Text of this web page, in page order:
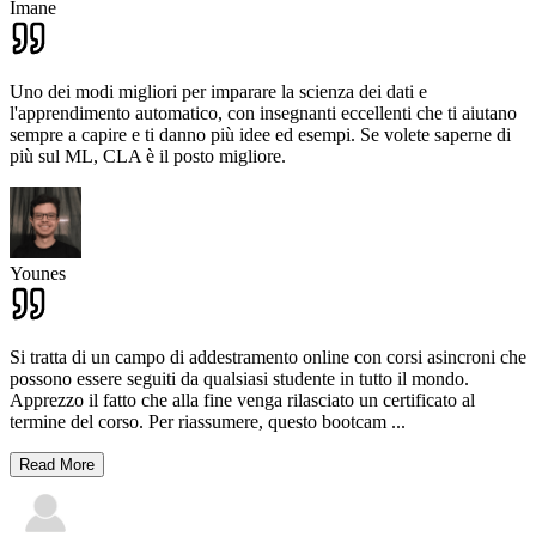
Imane
Uno dei modi migliori per imparare la scienza dei dati e
l'apprendimento automatico, con insegnanti eccellenti che ti aiutano
sempre a capire e ti danno più idee ed esempi. Se volete saperne di
più sul ML, CLA è il posto migliore.
Younes
Si tratta di un campo di addestramento online con corsi asincroni che
possono essere seguiti da qualsiasi studente in tutto il mondo.
Apprezzo il fatto che alla fine venga rilasciato un certificato al
termine del corso. Per riassumere, questo bootcam ...
Read More